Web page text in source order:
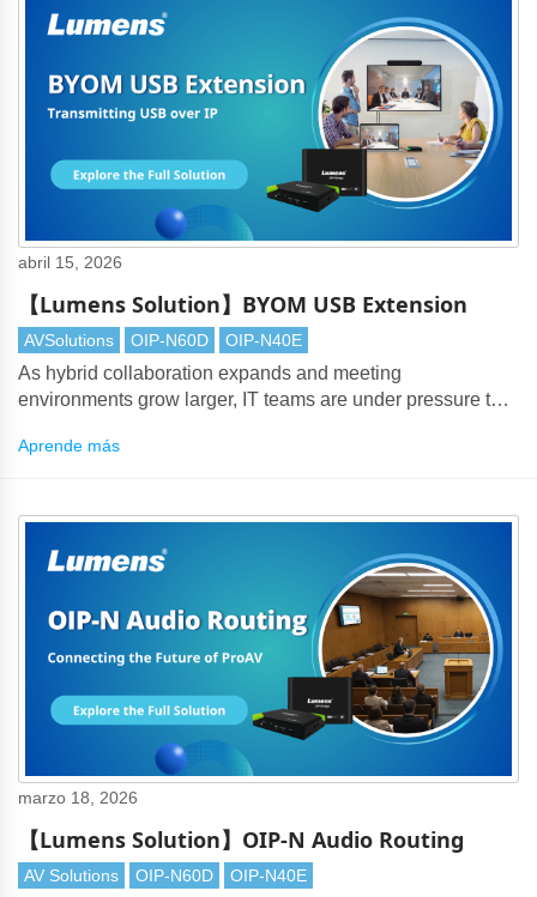
abril 15, 2026
【Lumens Solution】BYOM USB Extension
AVSolutions OIP-N60D OIP-N40E
As hybrid collaboration expands and meeting
environments grow larger, IT teams are under pressure to
degradation or complex cabling.
Aprende más
marzo 18, 2026
【Lumens Solution】OIP-N Audio Routing
AV Solutions OIP-N60D OIP-N40E